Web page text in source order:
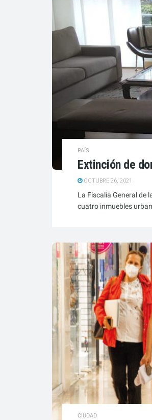
PAÍS
Extinción de
OCTUBRE 26, 2021
La Fiscalía General de
cuatro inmuebles
CIUDAD